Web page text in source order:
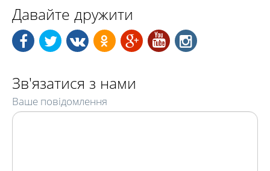
Давайте дружити
Зв'язатися з нами
Ваше повідомлення